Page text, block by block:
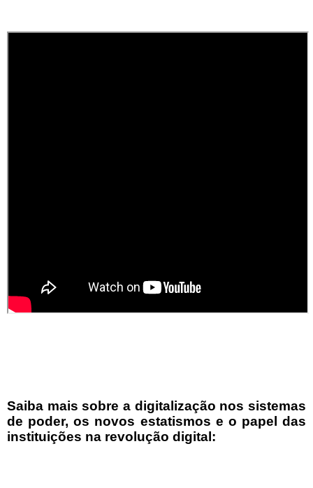
Saiba mais sobre a digitalização nos sistemas
de poder, os novos estatismos e o papel das
instituições na revolução digital: